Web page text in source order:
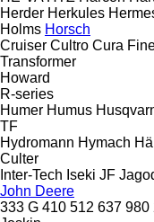
Herder Herkules
Holms Horsch
Cruiser Cultro Cura
Transformer
Howard
R-series
Humer Humus
TF
Hydromann Hymach
Culter
Inter-Tech Iseki JF
John Deere
333 G 410 512 637 980